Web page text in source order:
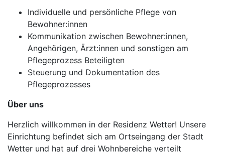
Individuelle und persönliche Pflege von
Bewohner:innen
Kommunikation zwischen Bewohner:innen,
Angehörigen, Ärzt:innen und sonstigen am
Pflegeprozess Beteiligten
Steuerung und Dokumentation des
Pflegeprozesses
Über uns
Herzlich willkommen in der Residenz Wetter! Unsere
Einrichtung befindet sich am Ortseingang der Stadt
Wetter und hat auf drei Wohnbereiche verteilt